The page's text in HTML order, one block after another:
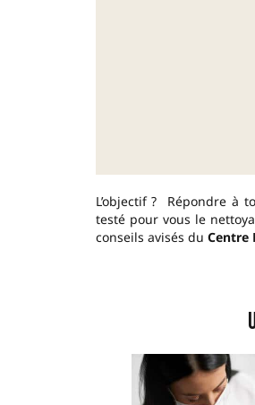
L’objectif ? Répondre à
testé pour vous le
conseils avisés du Centre